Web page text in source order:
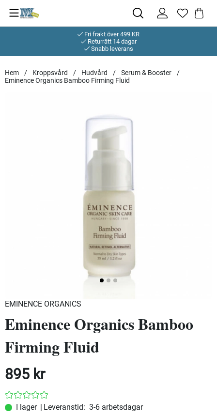
Fri frakt över 499 KR
Returrätt 14 dagar
Snabb leverans
Hem Kroppsvård Hudvård
Serum & Booster
Eminence Organics Bamboo Firming Fluid
EMINENCE ORGANICS
Eminence Organics Bamboo
Firming Fluid
895 kr
| Leveranstid: 3-6 arbetsdagar